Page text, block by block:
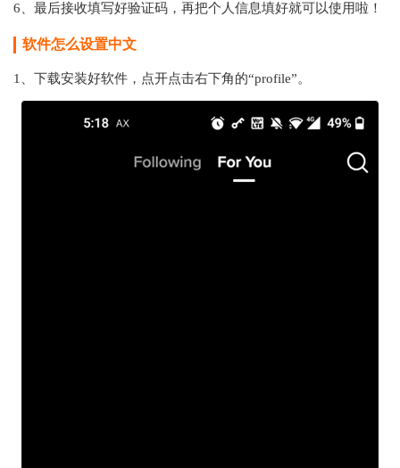
6、最后接收填写好验证码，再把个人信息填好就可以使用啦！
软件怎么设置中文
1、下载安装好软件，点开点击右下角的“profile”。